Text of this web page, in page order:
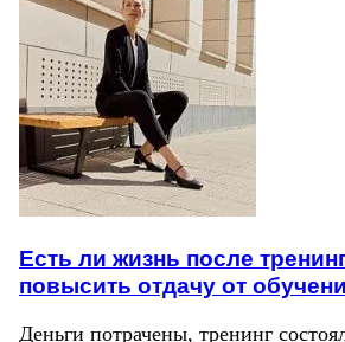
Есть ли жизнь после
повысить отдачу от
Деньги потрачены, тренинг